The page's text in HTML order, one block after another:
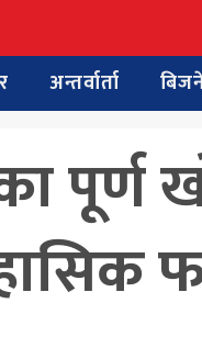
अन्तर्वार्ता
पूर्ण